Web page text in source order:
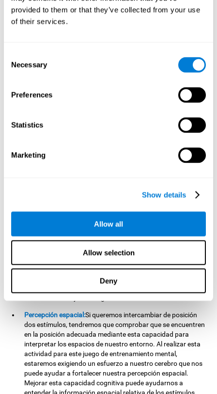
provided to them or that they’ve collected from your use
of their services.
Selection
Necessary
Preferences
Statistics
Marketing
Show details
Allow all
Allow selection
Deny
nuestro día a día que requieran de esta capacidad cognitiva,
como distinguir las diferentes letras en un texto.
En este juego de entrenamiento
cerebral el tiempo es limitado, por lo que deberemos ser
panel cambia cada vez que combinamos un grupo de
estímulos iguales, por lo que tenemos que procesar
constantemente una gran cantidad de datos cambiantes. Al
estimular nuestra velocidad de procesamiento. Al
, sería posible reducir el
velocidad de procesamiento al pensar una respuesta para
Recordar la localización de los diferentes
más elaboradas. Esto lo llevamos a cabo mediante nuestra
memoria no verbal. PracticandoCruzafichas
nuestra memoria no verbal con este juego, podría
resultarnos más sencillo memorizar información de carácter
Percepción espacial:Si queremos intercambiar de posición
dos estímulos, tendremos que comprobar que se encuentren
en la posición adecuada mediante esta capacidad para
interpretar los espacios de nuestro entorno. Al realizar esta
actividad para este juego de entrenamiento mental,
estaremos exigiendo un esfuerzo a nuestro cerebro que nos
puede ayudar a fortalecer nuestra percepción espacial.
Mejorar esta capacidad cognitiva puede ayudarnos a